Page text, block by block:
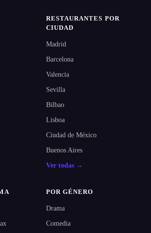
RESTAURANTES POR
CIUDAD
Madrid
Barcelona
Valencia
Sevilla
Bilbao
Lisboa
Ciudad de México
Buenos Aires
Ver todas →
POR GÉNERO
Drama
Comedia